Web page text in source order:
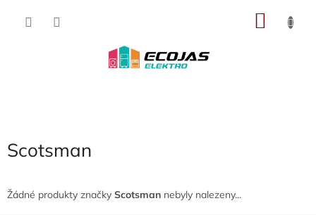
Scotsman
Žádné produkty značky Scotsman nebyly nalezeny...